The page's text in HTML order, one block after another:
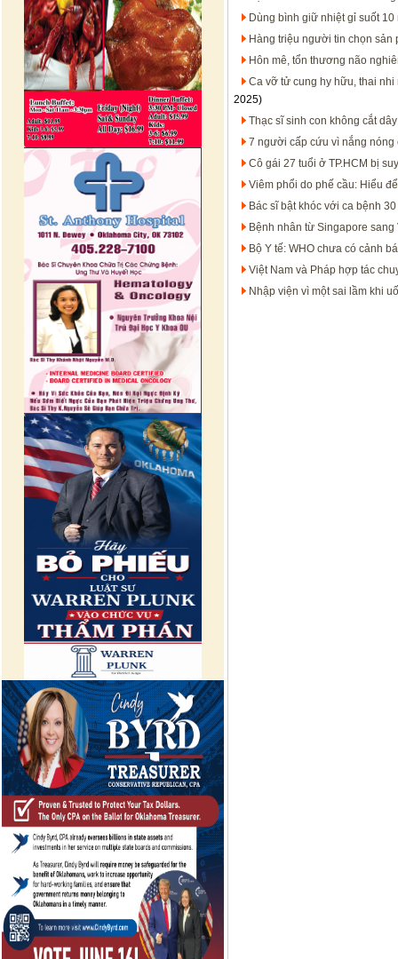
Dùng bình giữ nhiệt gỉ suốt
Hàng triệu người tin chọn sản
Hôn mê, tổn thương não
Ca vỡ tử cung hy hữu, thai
2025)
Thạc sĩ sinh con không cắt
7 người cấp cứu vì nắng nóng
Cô gái 27 tuổi ở TP.HCM bị
Viêm phổi do phế cầu: Hiểu
Bác sĩ bật khóc với ca bệnh
Bệnh nhân từ Singapore
Bộ Y tế: WHO chưa có cảnh
Việt Nam và Pháp hợp tác
Nhập viện vì một sai lầm khi